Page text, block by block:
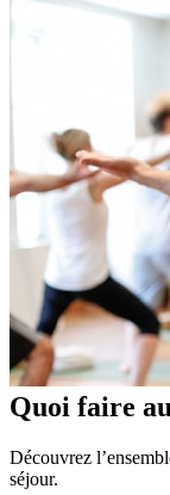
Quoi faire
Découvrez
séjour.